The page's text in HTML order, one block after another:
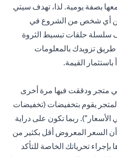
بصفة يومية. لذا، تهدف سيتي
أي شخص من الشروع في
سلسلة حلقات تبسيط الثروة
تزويدك بالمعلومات
باستثمار القيمة.
ودققت فيها مرة أخرى
يقوم بتخفيضات (تخفيضات
ربما تكون على دراية
السعر المعروض أقل بكثير من
تحرياتك الخاصة للتأكد